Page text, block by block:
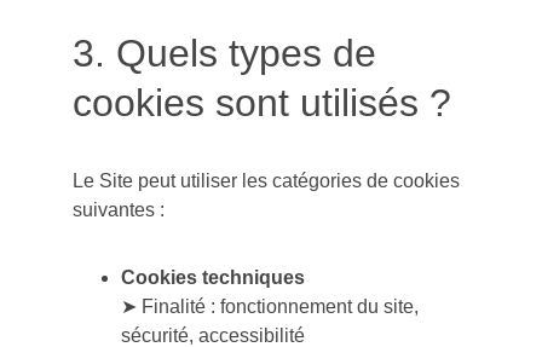
3. Quels types de
cookies sont utilisés ?
Le Site peut utiliser les catégories de cookies
suivantes :
Cookies techniques
➤ Finalité : fonctionnement du site,
sécurité, accessibilité